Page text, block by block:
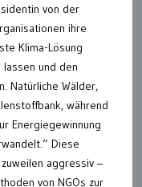
von der
ihre
Klima-Lösung
und den
Natürliche Wälder,
während
Energiegewinnung
Diese
aggressiv –
von NGOs zur